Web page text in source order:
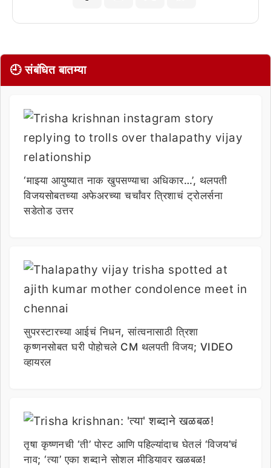
🕘 संबंधित बातम्या
‘माझ्या आयुष्यात नाक खुपसण्याचा अधिकार…’, थलपती
विजयसोबतच्या अफेअरच्या चर्चांवर त्रिशाचं ट्रोलर्सना
सडेतोड उत्तर
सुपरस्टारच्या आईचं निधन, सांत्वनासाठी त्रिशा
कृष्णनसोबत घरी पोहोचले CM थलपती विजय; VIDEO
व्हायरल
तृषा कृष्णनची ‘ती’ पोस्ट आणि पहिल्यांदाच घेतलं ‘विजय’चं
नाव; ‘त्या’ एका शब्दाने सोशल मीडियावर खळबळ!